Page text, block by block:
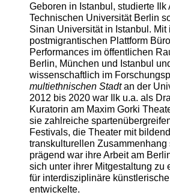
Geboren in Istanbul, studierte Ilk
Technischen Universität Berlin
Sinan Universität in Istanbul. Mit
postmigrantischen Plattform
Performances im öffentlichen
Berlin, München und Istanbul
wissenschaftlich im
multiethnischen Stadtan der
2012 bis 2020 war Ilk u.a. als
Kuratorin am Maxim Gorki
sie zahlreiche
Festivals, die Theater mit
transkulturellen
prägend war ihre Arbeit am
sich unter ihrer Mitgestaltung zu
für interdisziplinäre
entwickelte.